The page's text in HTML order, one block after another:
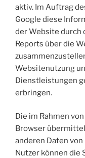
aktiv. Im Auftrag
Google diese
der Website durch
Reports über die
Websitenutzung
Dienstleistungen
erbringen.
Die im Rahmen
Browser
anderen Daten
Nutzer können die